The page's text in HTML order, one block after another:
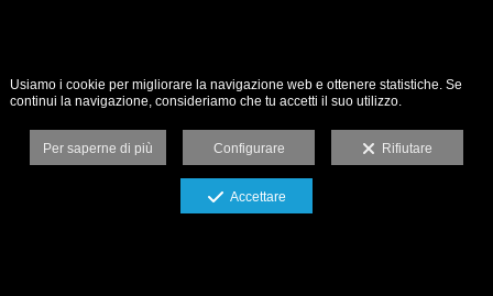
Usiamo i cookie per migliorare la navigazione web e ottenere statistiche. Se
continui la navigazione, consideriamo che tu accetti il suo utilizzo.
Per saperne di più Configurare Rifiutare
Accettare